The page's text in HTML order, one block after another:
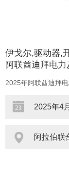
伊戈尔,驱动器,
阿联酋迪拜电
2025年阿联酋迪拜
2025年4
阿拉伯联